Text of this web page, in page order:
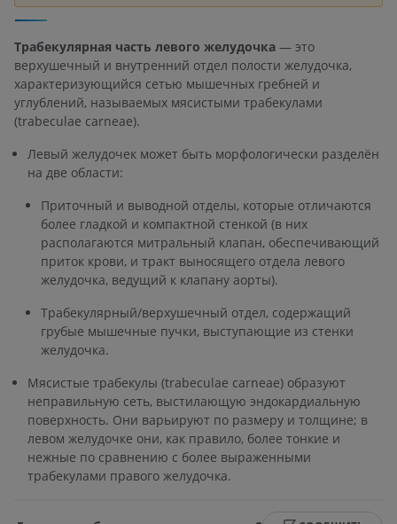
Трабекулярная часть левого желудочка — это
верхушечный и внутренний отдел полости желудочка,
характеризующийся сетью мышечных гребней и
углублений, называемых мясистыми трабекулами
(trabeculae carneae).
Левый желудочек может быть морфологически разделён
на две области:
Приточный и выводной отделы, которые отличаются
более гладкой и компактной стенкой (в них
располагаются митральный клапан, обеспечивающий
приток крови, и тракт выносящего отдела левого
желудочка, ведущий к клапану аорты).
Трабекулярный/верхушечный отдел, содержащий
грубые мышечные пучки, выступающие из стенки
желудочка.
Мясистые трабекулы (trabeculae carneae) образуют
неправильную сеть, выстилающую эндокардиальную
поверхность. Они варьируют по размеру и толщине; в
левом желудочке они, как правило, более тонкие и
нежные по сравнению с более выраженными
трабекулами правого желудочка.